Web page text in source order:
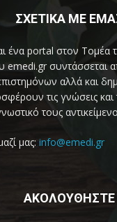
ΣΧΕΤΙΚΑ ΜΕ
ένα portal στον Τομέα
emedi.gr συντάσσεται
αλλά και
τις γνώσεις
τους
μας: info@emedi.gr
ΑΚΟΛΟΥΘΗΣΤΕ